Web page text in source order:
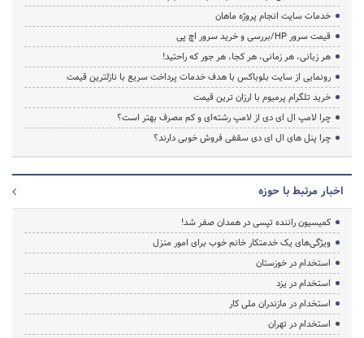
خدمات سایت انجام پروژه ماهان
قیمت سرور HP/بررسی و خرید سرور اچ پی
هر زبانی، هر زمانی، هر کجا، هر جور که راحتید!
رونمایی از سایت بلوباکس با هدف خدمات پرداخت سریع با نازلترین قیمت
خرید تلگرام پرمیوم با ارزان ترین قیمت
چرا لامپ ال ای دی از لامپ رشته‌ای و کم مصرف بهتر است؟
چرا پنل های ال ای دی سقفی فروش خوبی دارند؟
اخبار مرتبط با حوزه
کمیسیون راننده تپسی در همدان صفر شد!
ویژگی‌های یک خدمتکار خانم خوب برای امور منزل
استخدام در خوزستان
استخدام در یزد
استخدام در مازندران ملی کار
استخدام در تهران